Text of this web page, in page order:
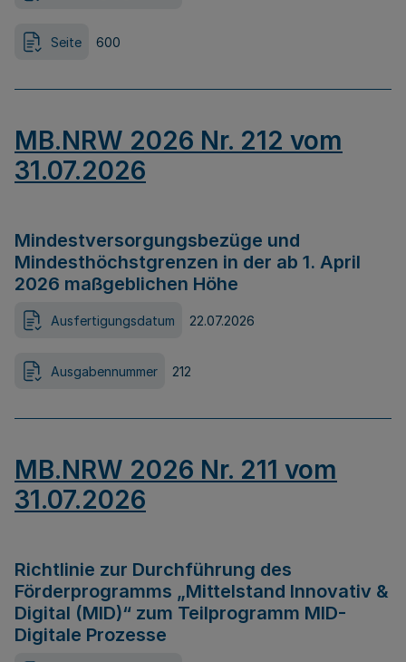
Seite 600
MB.NRW 2026 Nr. 212 vom
31.07.2026
Mindestversorgungsbezüge und
Mindesthöchstgrenzen in der ab 1. April
2026 maßgeblichen Höhe
Ausfertigungsdatum 22.07.2026
Ausgabennummer 212
MB.NRW 2026 Nr. 211 vom
31.07.2026
Richtlinie zur Durchführung des
Förderprogramms „Mittelstand Innovativ &
Digital (MID)“ zum Teilprogramm MID-
Digitale Prozesse